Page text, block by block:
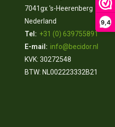
9,4
7041gx 's-Heerenberg
Nederland
Tel: +31 (0) 639755891
E-mail: info@becidor.nl
KVK: 30272548
BTW: NL002223332B21